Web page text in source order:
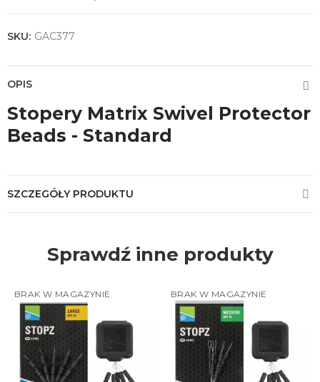
SKU: GAC377
OPIS
Stopery Matrix Swivel Protector
Beads - Standard
SZCZEGÓŁY PRODUKTU
Sprawdź inne produkty
BRAK W MAGAZYNIE BRAK W MAGAZYNIE